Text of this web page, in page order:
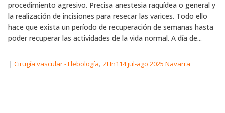
procedimiento agresivo. Precisa anestesia raquídea o general y
la realización de incisiones para resecar las varices. Todo ello
hace que exista un período de recuperación de semanas hasta
poder recuperar las actividades de la vida normal. A día de...
| Cirugía vascular - Flebología, ZHn114 jul-ago 2025 Navarra